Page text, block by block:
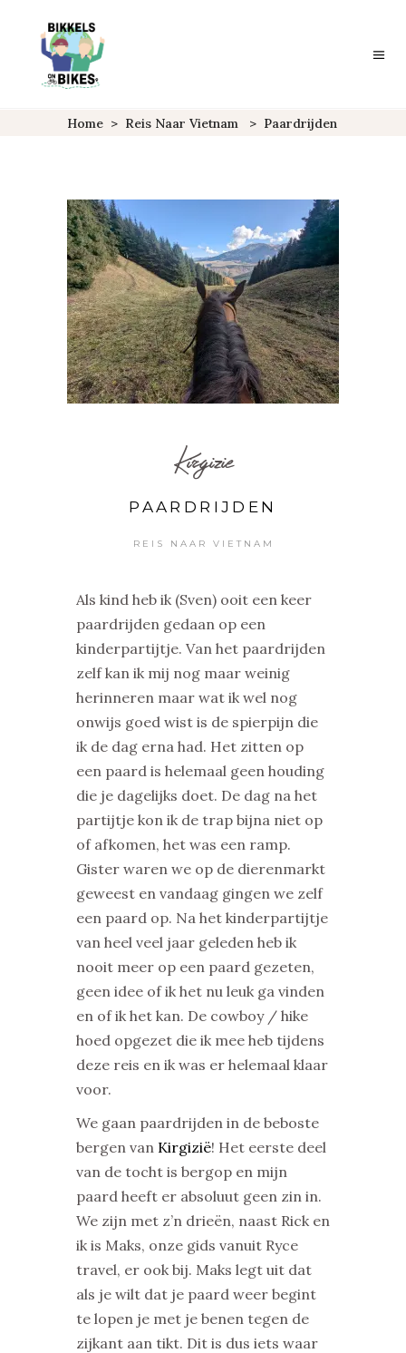
Home > Reis Naar Vietnam > Paardrijden
Kirgizie
PAARDRIJDEN
REIS NAAR VIETNAM
Als kind heb ik (Sven) ooit een keer
paardrijden gedaan op een
kinderpartijtje. Van het paardrijden
zelf kan ik mij nog maar weinig
herinneren maar wat ik wel nog
onwijs goed wist is de spierpijn die
ik de dag erna had. Het zitten op
een paard is helemaal geen houding
die je dagelijks doet. De dag na het
partijtje kon ik de trap bijna niet op
of afkomen, het was een ramp.
Gister waren we op de dierenmarkt
geweest en vandaag gingen we zelf
een paard op. Na het kinderpartijtje
van heel veel jaar geleden heb ik
nooit meer op een paard gezeten,
geen idee of ik het nu leuk ga vinden
en of ik het kan. De cowboy / hike
hoed opgezet die ik mee heb tijdens
deze reis en ik was er helemaal klaar
voor.
We gaan paardrijden in de beboste
bergen van Kirgizië! Het eerste deel
van de tocht is bergop en mijn
paard heeft er absoluut geen zin in.
We zijn met z’n drieën, naast Rick en
ik is Maks, onze gids vanuit Ryce
travel, er ook bij. Maks legt uit dat
als je wilt dat je paard weer begint
te lopen je met je benen tegen de
zijkant aan tikt. Dit is dus iets waar